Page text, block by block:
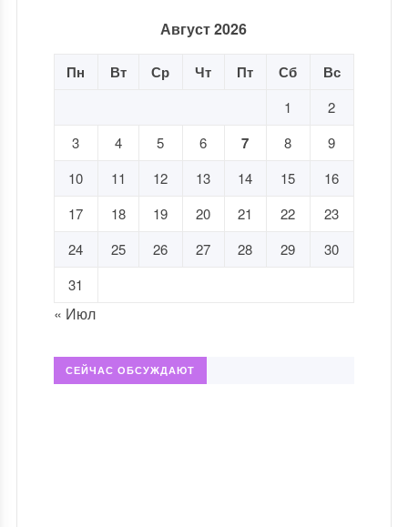
Август 2026
Пн Вт Ср Чт Пт Сб Вс
1
2
3
4 5 6 7 8
9
10
11 12 13 14 15
16
17
18 19 20 21 22
23
24
25 26 27 28 29
30
31
« Июл
СЕЙЧАС ОБСУЖДАЮТ